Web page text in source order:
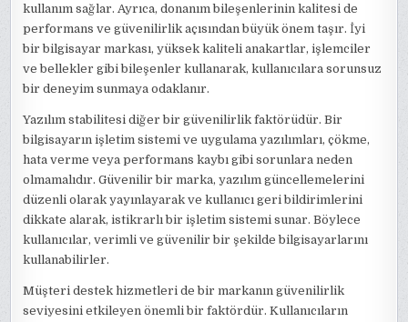
kullanım sağlar. Ayrıca, donanım bileşenlerinin kalitesi de
performans ve güvenilirlik açısından büyük önem taşır. İyi
bir bilgisayar markası, yüksek kaliteli anakartlar, işlemciler
ve bellekler gibi bileşenler kullanarak, kullanıcılara sorunsuz
bir deneyim sunmaya odaklanır.
Yazılım stabilitesi diğer bir güvenilirlik faktörüdür. Bir
bilgisayarın işletim sistemi ve uygulama yazılımları, çökme,
hata verme veya performans kaybı gibi sorunlara neden
olmamalıdır. Güvenilir bir marka, yazılım güncellemelerini
düzenli olarak yayınlayarak ve kullanıcı geri bildirimlerini
dikkate alarak, istikrarlı bir işletim sistemi sunar. Böylece
kullanıcılar, verimli ve güvenilir bir şekilde bilgisayarlarını
kullanabilirler.
Müşteri destek hizmetleri de bir markanın güvenilirlik
seviyesini etkileyen önemli bir faktördür. Kullanıcıların